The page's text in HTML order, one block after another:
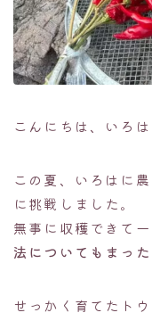
こんにちは、いろ
この夏、いろはに
に挑戦しました。
無事に収穫できて
法についてもまった
せっかく育てたト